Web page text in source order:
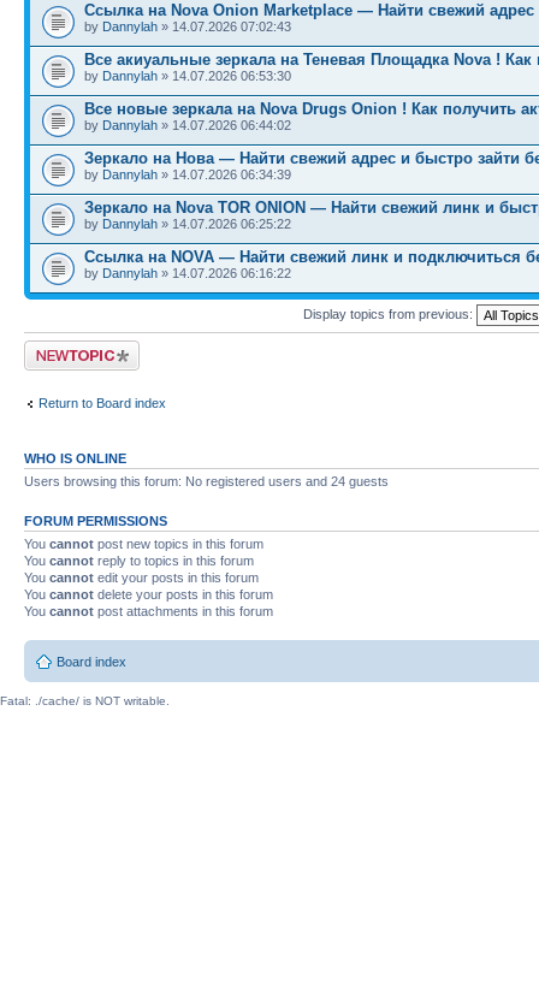
Ссылка на Nova Onion Marketplace — Найти свежий
by Dannylah » 14.07.2026 07:02:43
Все акиуальные зеркала на Теневая Площадка Nova ! Как
by Dannylah » 14.07.2026 06:53:30
Все новые зеркала на Nova Drugs Onion ! Как получить
by Dannylah » 14.07.2026 06:44:02
Зеркало на Нова — Найти свежий адрес и быстро зайти
by Dannylah » 14.07.2026 06:34:39
Зеркало на Nova TOR ONION — Найти свежий линк и
by Dannylah » 14.07.2026 06:25:22
Ссылка на NOVA — Найти свежий линк и подключиться
by Dannylah » 14.07.2026 06:16:22
Display topics from previous:
Post a new topic
Return to Board index
WHO IS ONLINE
Users browsing this forum: No registered users and 24 guests
FORUM PERMISSIONS
You cannot post new topics in this forum
You cannot reply to topics in this forum
You cannot edit your posts in this forum
You cannot delete your posts in this forum
You cannot post attachments in this forum
Board index
Fatal: ./cache/ is NOT writable.